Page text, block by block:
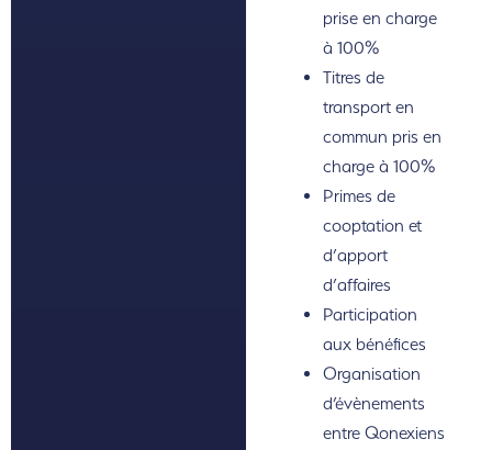
prise en charge
à 100%
Titres de
transport en
commun pris en
charge à 100%
Primes de
cooptation et
d’apport
d’affaires
Participation
aux bénéfices
Organisation
d’évènements
entre Qonexiens